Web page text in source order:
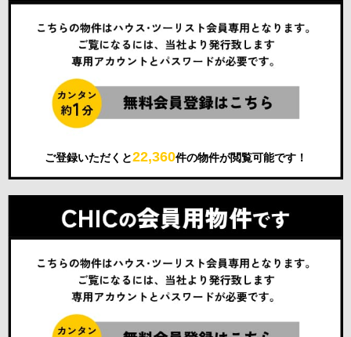
ご登録いただくと22,360件の物件が閲覧可能です！